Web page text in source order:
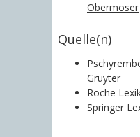
Obermoser
Quelle(n)
Gruyter
Roche
Springer